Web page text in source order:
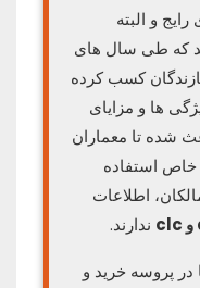
و البته
که طی سال های
کسب کرده
ها و مزایای
شده تا معماران
خاص استفاده
اطلاعات
ندارند.
پروسه خرید و